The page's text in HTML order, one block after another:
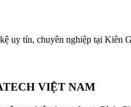
uy tín, chuyên nghiệp tại Kiên
VIỆT NAM